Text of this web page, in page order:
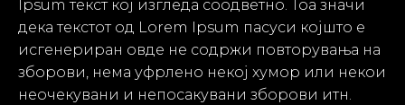
Ipsum текст кој изгледа соодветно. Тоа значи
дека текстот од Lorem Ipsum пасуси којшто е
исгенериран овде не содржи повторувања на
зборови, нема уфрлено некој хумор или некои
неочекувани и непосакувани зборови итн.